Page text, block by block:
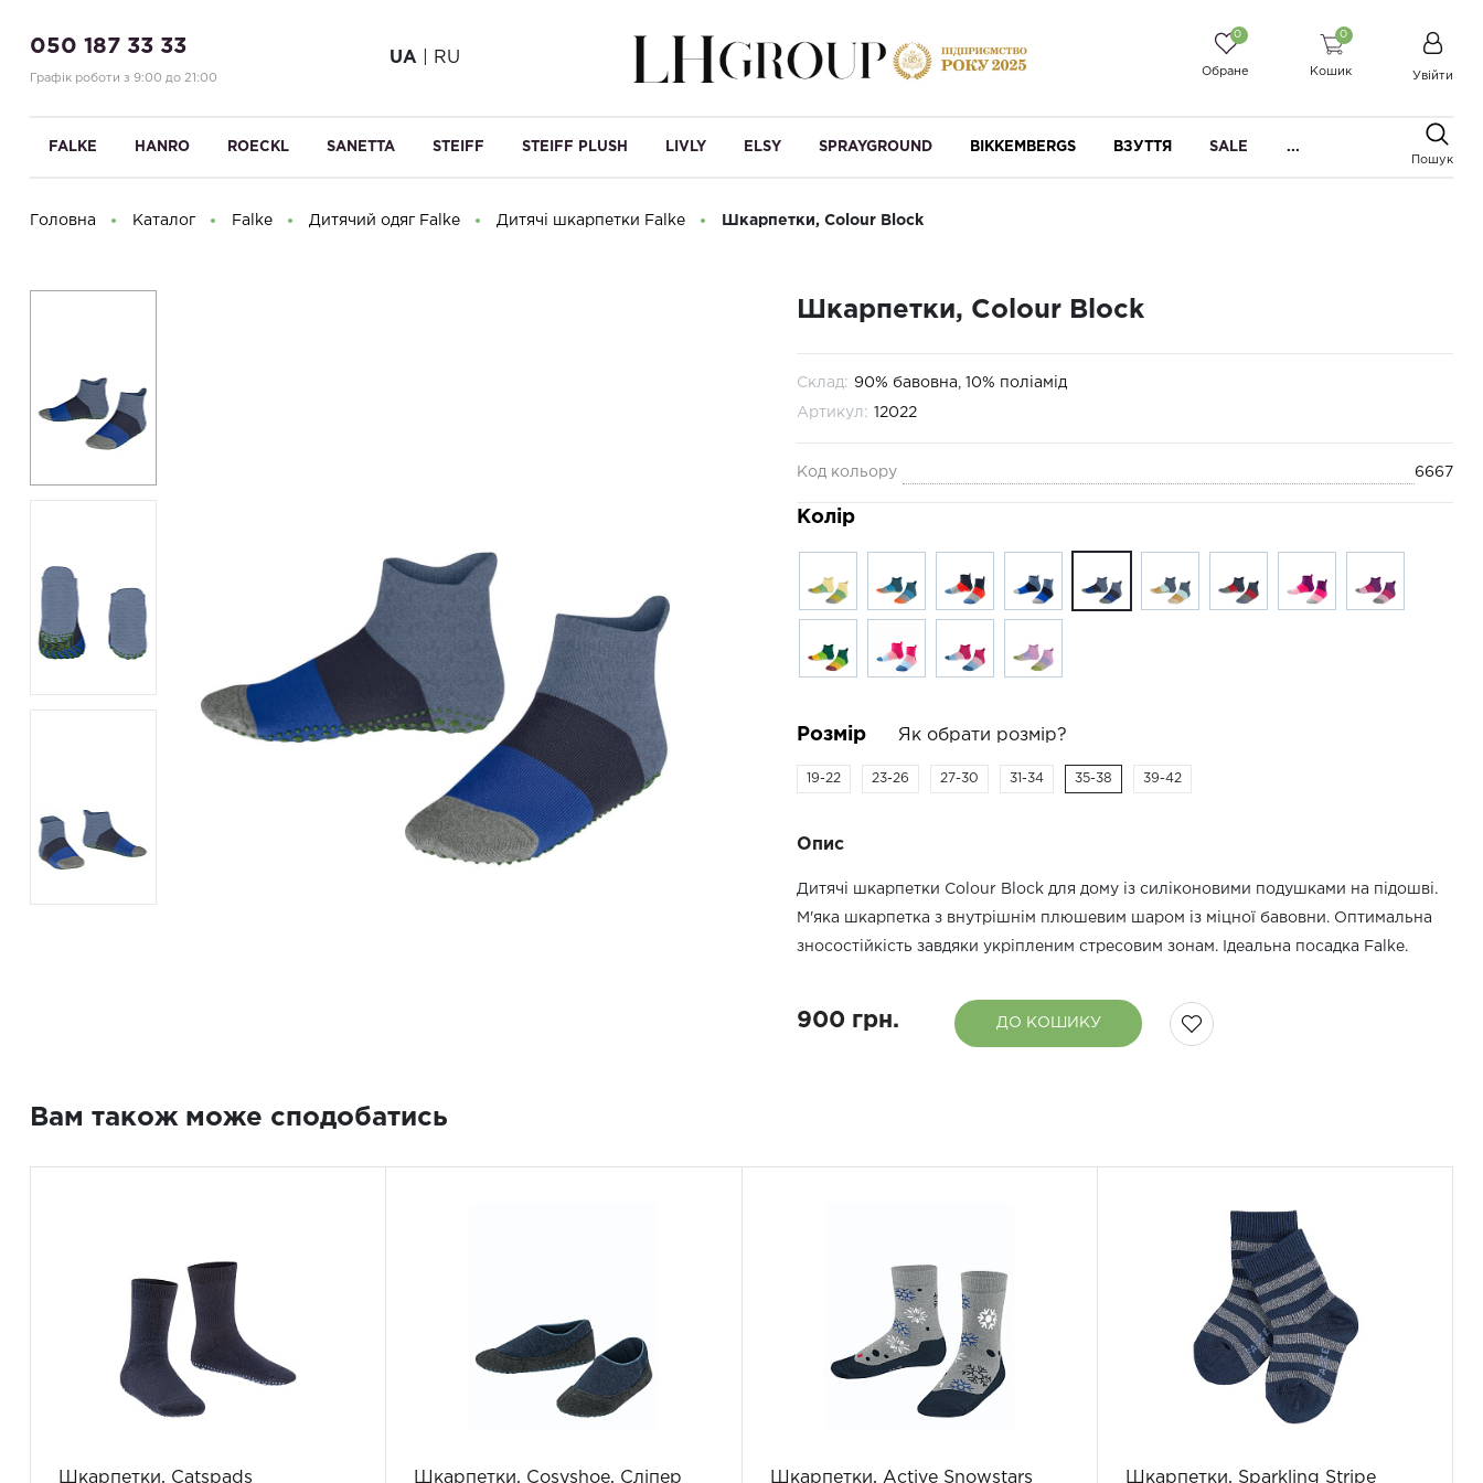
050 187 33 33
Графік роботи з 9:00 до 21:00
UA RU
0
Обране
0
Кошик Увійти
FALKE HANRO ROECKL SANETTA STEIFF STEIFF PLUSH LIVLY ELSY SPRAYGROUND BIKKEMBERGS ВЗУТТЯ SALE ...
Пошук
Головна Каталог Falke Дитячий одяг Falke Дитячі шкарпетки Falke Шкарпетки, Colour Block
Шкарпетки, Colour Block
Склад: 90% бавовна, 10% поліамід
Артикул: 12022
Код кольору 6667
Колір
Розмір Як обрати розмір?
19-22 23-26 27-30 31-34 35-38 39-42
Опис
Дитячі шкарпетки Colour Block для дому із силіконовими подушками на підошві.
М'яка шкарпетка з внутрішнім плюшевим шаром із міцної бавовни. Оптимальна
зносостійкість завдяки укріпленим стресовим зонам. Ідеальна посадка Falke.
900 грн. ДО КОШИКУ
Вам також може сподобатись
Шкарпетки, Catspads Шкарпетки, Cosyshoe, Сліпер Шкарпетки, Active Snowstars Шкарпетки, Sparkling Stripe